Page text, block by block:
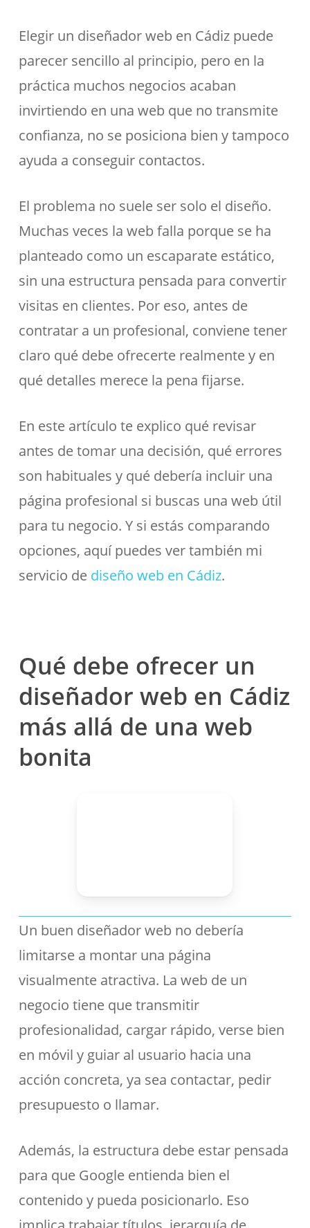
Elegir un diseñador web en Cádiz puede
parecer sencillo al principio, pero en la
práctica muchos negocios acaban
invirtiendo en una web que no transmite
confianza, no se posiciona bien y tampoco
ayuda a conseguir contactos.
El problema no suele ser solo el diseño.
Muchas veces la web falla porque se ha
planteado como un escaparate estático,
sin una estructura pensada para convertir
visitas en clientes. Por eso, antes de
contratar a un profesional, conviene tener
claro qué debe ofrecerte realmente y en
qué detalles merece la pena fijarse.
En este artículo te explico qué revisar
antes de tomar una decisión, qué errores
son habituales y qué debería incluir una
página profesional si buscas una web útil
para tu negocio. Y si estás comparando
opciones, aquí puedes ver también mi
servicio de diseño web en Cádiz.
Qué debe ofrecer un
diseñador web en Cádiz
más allá de una web
bonita
Un buen diseñador web no debería
limitarse a montar una página
visualmente atractiva. La web de un
negocio tiene que transmitir
profesionalidad, cargar rápido, verse bien
en móvil y guiar al usuario hacia una
acción concreta, ya sea contactar, pedir
presupuesto o llamar.
Además, la estructura debe estar pensada
para que Google entienda bien el
contenido y pueda posicionarlo. Eso